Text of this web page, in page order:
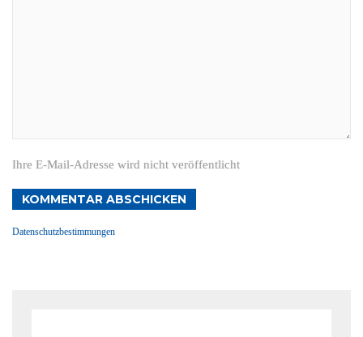
Ihre E-Mail-Adresse wird nicht veröffentlicht
KOMMENTAR ABSCHICKEN
Datenschutzbestimmungen